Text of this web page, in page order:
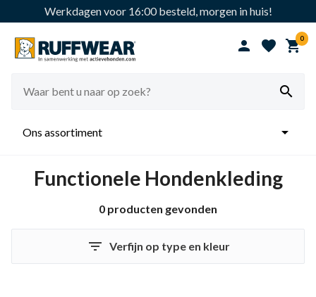
Werkdagen voor 16:00 besteld, morgen in huis!
  0

Ons assortiment 
Functionele Hondenkleding
0 producten gevonden
 Verfijn op type en kleur